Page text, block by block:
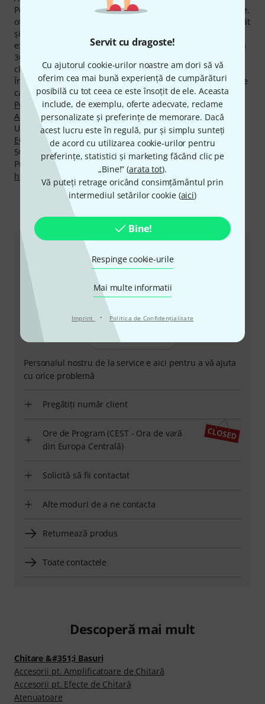
Servit cu dragoste!
Cu ajutorul cookie-urilor noastre am dori să vă
oferim cea mai bună experiență de cumpărături
posibilă cu tot ceea ce este însoțit de ele. Aceasta
include, de exemplu, oferte adecvate, reclame
personalizate și preferințe de memorare. Dacă
acest lucru este în regulă, pur și simplu sunteți
de acord cu utilizarea cookie-urilor pentru
preferințe, statistici și marketing făcând clic pe
„Bine!” (arata tot).
Vă puteți retrage oricând consimțământul prin
intermediul setărilor cookie (aici)
Bine!
Respinge cookie-urile
Mai multe informatii
Imprint · Politica de Confidenţialitate
Pentru a ne informa clienţii în detaliu despre TAD produse,
oferim acum 7671 informaţii media, recenzii şi rapoarte cât
şi informaţii suplimentare interesante pe website, de
exemplu 752 fotografii cu produsul, 51 fotografii diferite la
360 de grade, 16 mostre de sunet şi 6852 recenzi ale
clienţilor noştri.
În acest moment veţi găsi TAD mărci de top în următoarele
categorii de produseLămpi ECC83,Lămpi EL34,
Potenţiometre, Diverse Piese de Schimb,Atenuatoare
Accesorii pt. Amplificatoare de Chitară.
Un mare favorit este următorul produsTAD JJ
ECC83S/12AX7 Tube, din care am vândut de curând peste
50.000.
Puteți găsi mai multe informații despre producător pe
http://www.tubeampdoctor.com
Ne puteți contacta astfel
Serviciul Clienți România
+49-9546-9223-530
Personalul nostru de la service e aici pentru a vă ajuta
cu orice problemă
Pregătiți număr client
Ore de Program (CEST - Ora de vară
din Europa Centrală)
Solicită să fii contactat
Alte moduri de a ne contacta
Returnează produs
Toate contactele
Descoperă mai mult
Chitare &#351;i Basuri
Accesorii pt. Amplificatoare de Chitară
Accesorii pt. Efecte de Chitară
Atenuatoare